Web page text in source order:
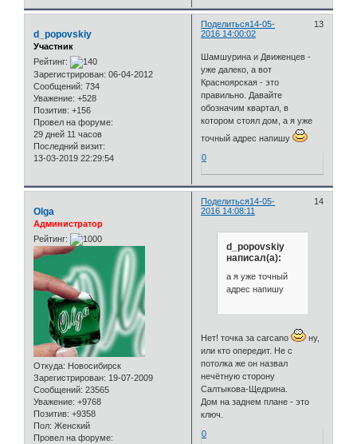
Поделиться 13
14-05-
2016 14:00:02
d_popovskiy
Участник
Рейтинг:
Зарегистрирован: 06-04-2012
Сообщений: 734
Уважение: +528
Позитив: +156
Провел на форуме:
29 дней 11 часов
Последний визит:
13-03-2019 22:29:54
Шамшурина и Движенцев -
уже далеко, а вот
Красноярская - это
правильно. Давайте
обозначим квартал, в
котором стоял дом, а я уже
точный адрес напишу
0
Поделиться 14
14-05-
2016 14:08:11
Olga
Администратор
Рейтинг:
Откуда: Новосибирск
Зарегистрирован: 19-07-2009
Сообщений: 23565
Уважение: +9768
Позитив: +9358
Пол: Женский
Провел на форуме:
d_popovskiy
написал(а):
а я уже точный
адрес напишу
Нет! точка за carcano
ну,
или кто опередит. Не с
потолка же он назвал
нечётную сторону
Салтыкова-Щедрина.
Дом на заднем плане - это
ключ.
0